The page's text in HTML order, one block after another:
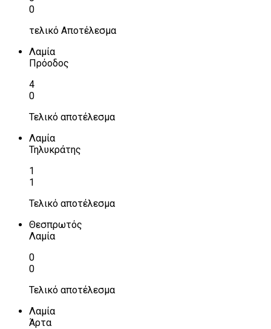
0
τελικό Αποτέλεσμα
Λαμία
Πρόοδος
4
0
Τελικό αποτέλεσμα
Λαμία
Τηλυκράτης
1
1
Τελικό αποτέλεσμα
Θεσπρωτός
Λαμία
0
0
Τελικό αποτέλεσμα
Λαμία
Άρτα